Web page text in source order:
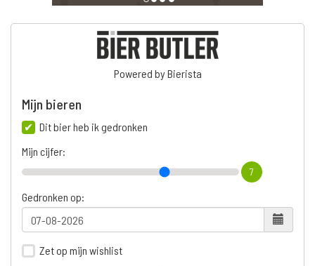
Powered by Bierista
Mijn bieren
Dit bier heb ik gedronken
Mijn cijfer:
7
Gedronken op:
Zet op mijn wishlist